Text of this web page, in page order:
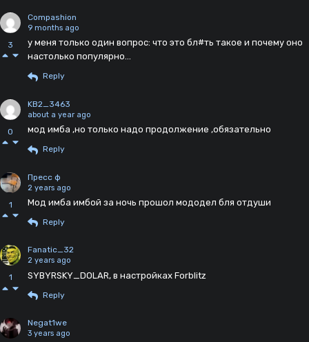
3
Compashion
9 months ago
у меня только один вопрос: что это бл#ть такое и почему оно
настолько популярно...
Reply
0
KB2_3463
about a year ago
мод имба ,но только надо продолжение ,обязательно
Reply
1
Пресс ф
2 years ago
Мод имба имбой за ночь прошол мододел бля отдуши
Reply
1
Fanatic_32
2 years ago
SYBYRSKY_DOLAR, в настройках Forblitz
Reply
Negat1we
3 years ago